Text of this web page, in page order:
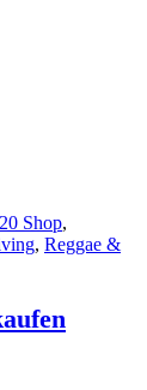
Shop,
, Reggae &